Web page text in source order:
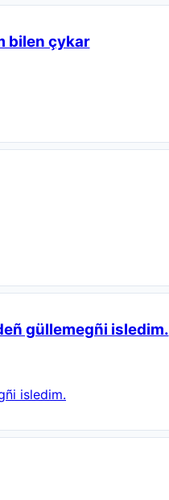
bilen çykar
güllemegñi isledim.
isledim.